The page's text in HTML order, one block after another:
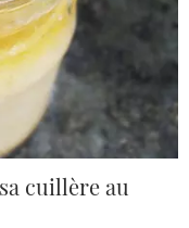
cuillère au